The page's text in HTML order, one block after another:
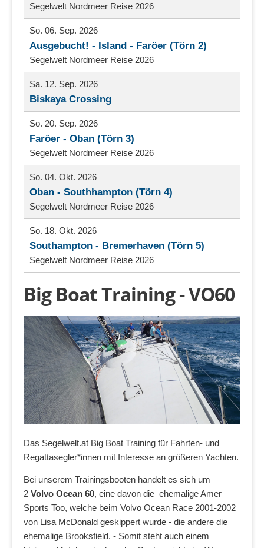
Segelwelt Nordmeer Reise 2026
So. 06. Sep. 2026
Ausgebucht! - Island - Faröer (Törn 2)
Segelwelt Nordmeer Reise 2026
Sa. 12. Sep. 2026
Biskaya Crossing
So. 20. Sep. 2026
Faröer - Oban (Törn 3)
Segelwelt Nordmeer Reise 2026
So. 04. Okt. 2026
Oban - Southhampton (Törn 4)
Segelwelt Nordmeer Reise 2026
So. 18. Okt. 2026
Southampton - Bremerhaven (Törn 5)
Segelwelt Nordmeer Reise 2026
Big Boat Training - VO60
Das Segelwelt.at Big Boat Training für Fahrten- und
Regattasegler*innen mit Interesse an größeren Yachten.
Bei unserem Trainingsbooten handelt es sich um
2 Volvo Ocean 60, eine davon die ehemalige Amer
Sports Too, welche beim Volvo Ocean Race 2001-2002
von Lisa McDonald geskippert wurde - die andere die
ehemalige Brooksfield. - Somit steht auch einem